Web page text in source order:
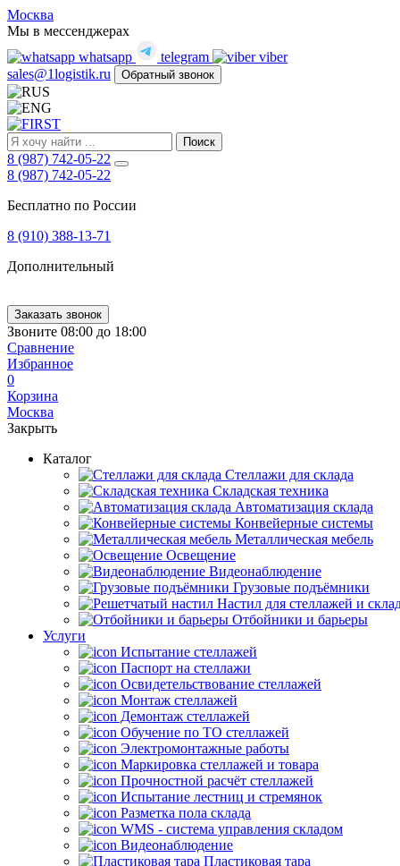
FIRST
Адрес
и
телефон:
Москва,
Алтуфьевское
ш.
д.
48,
корпус
2,
12
Москва,
Телефон:8
250-
21-
51,
E-
mail:
sales@1Logistik.ru
Москва
Мы в мессенджерах
whatsapp
telegram
viber
sales@1logistik.ru
Обратный звонок
Поиск
8 (987) 742-05-22
8 (987) 742-05-22
Бесплатно по России
8 (910) 388-13-71
Дополнительный
Заказать звонок
Звоните 08:00 до 18:00
Сравнение
Избранное
0
Корзина
Москва
Закрыть
Каталог
Cтеллажи для склада
Складская техника
Автоматизация склада
Конвейерные системы
Металлическая мебель
Освещение
Видеонаблюдение
Грузовые подъёмники
Настил для стеллажей и
Отбойники и барьеры
Услуги
Испытание стеллажей
Паспорт на стеллажи
Освидетельствование стеллажей
Монтаж стеллажей
Демонтаж стеллажей
Обучение по ТО стеллажей
Электромонтажные работы
Маркировка стеллажей и товара
Прочностной расчёт стеллажей
Испытание лестниц и стремянок
Разметка пола склада
WMS - система управления складом
Видеонаблюдение
Пластиковая тара